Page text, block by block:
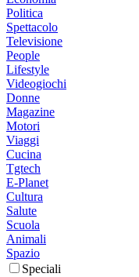
Politica
Spettacolo
Televisione
People
Lifestyle
Videogiochi
Donne
Magazine
Motori
Viaggi
Cucina
Tgtech
E-Planet
Cultura
Salute
Scuola
Animali
Spazio
Speciali